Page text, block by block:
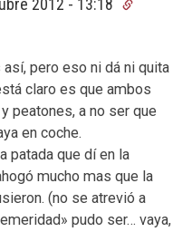
2012 - 13:18
pero eso ni dá ni quita
claro es que ambos
peatones, a no ser que
en coche.
patada que dí en la
mucho mas que la
(no se atrevió a
pudo ser… vaya,